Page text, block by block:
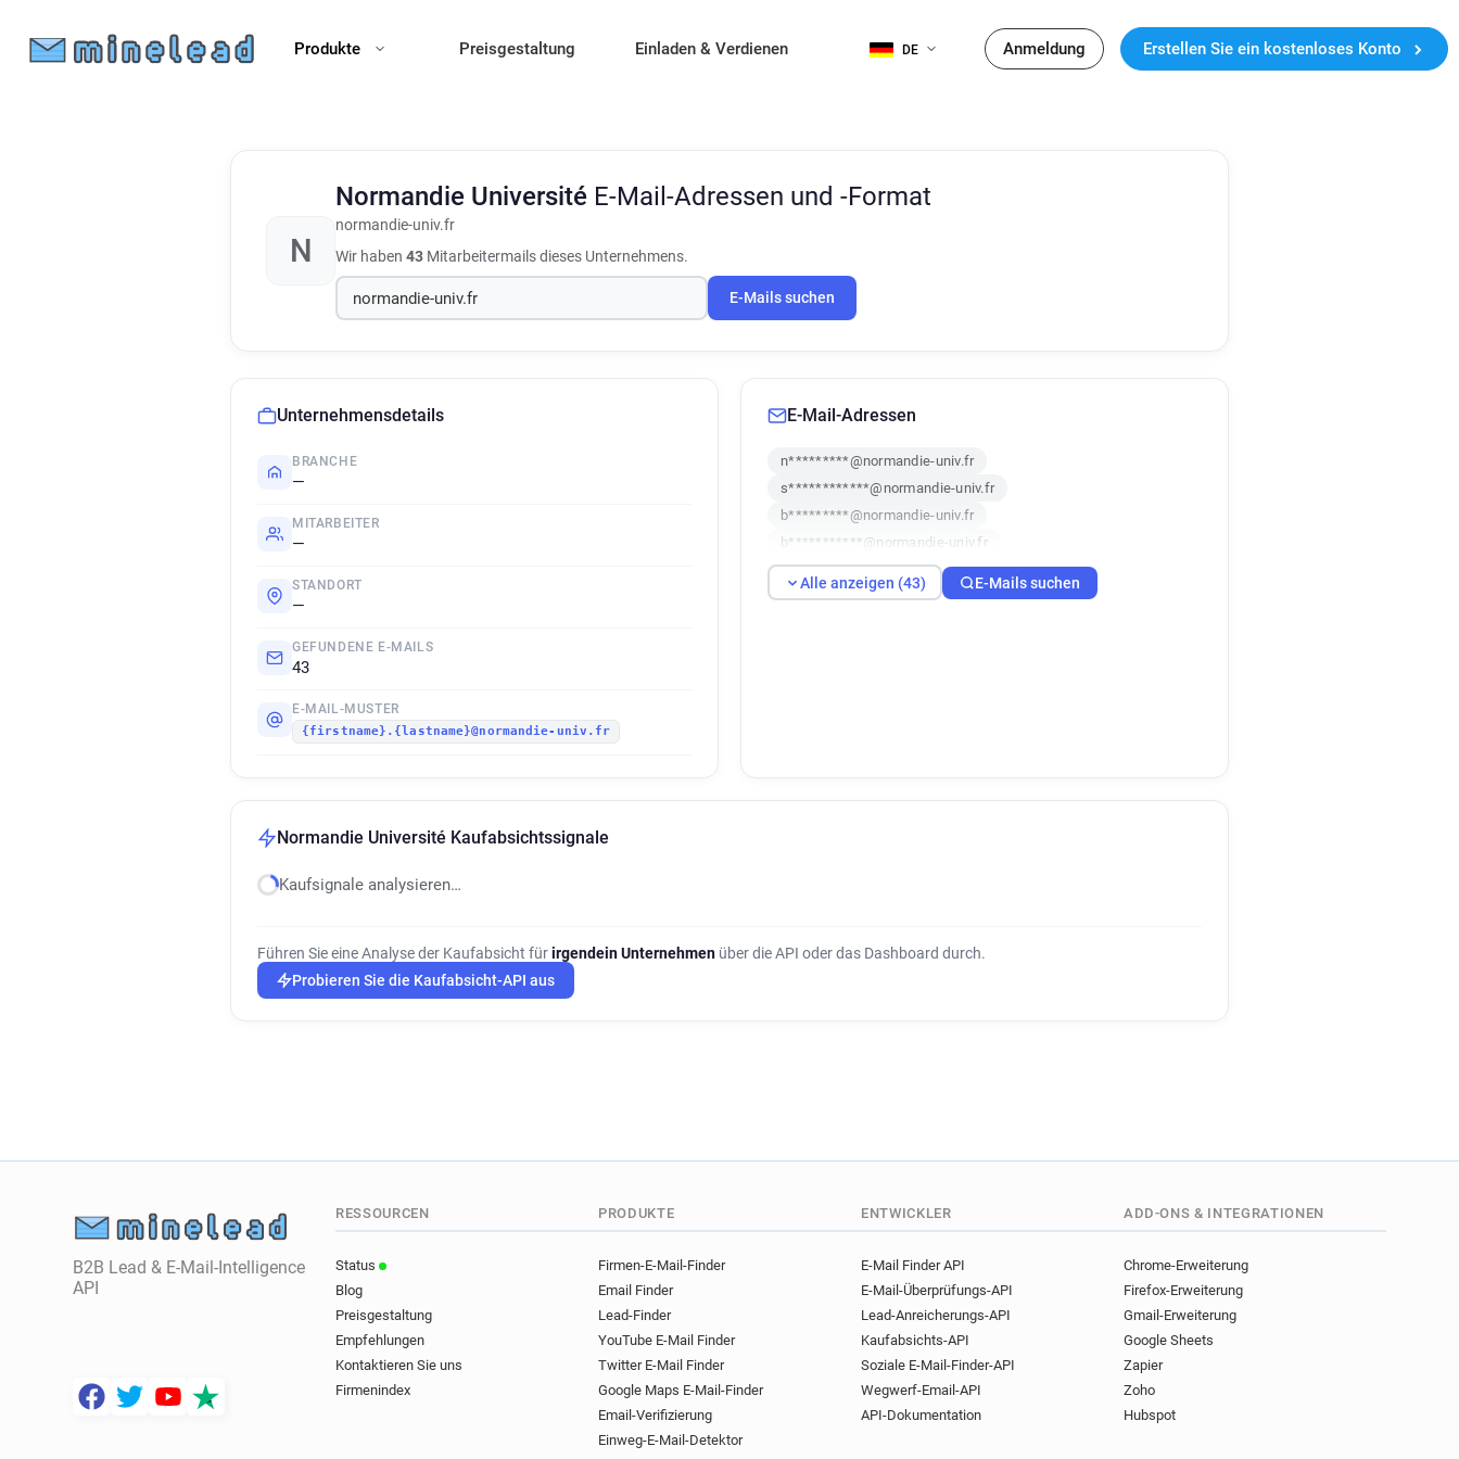
Produkte Preisgestaltung Einladen & Verdienen DE Anmeldung Erstellen Sie ein kostenloses Konto
N
Normandie Université E-Mail-Adressen und -Format
normandie-univ.fr
Wir haben 43 Mitarbeitermails dieses Unternehmens.
E-Mails suchen
Unternehmensdetails
BRANCHE
—
MITARBEITER
—
STANDORT
—
GEFUNDENE E-MAILS
43
E-MAIL-MUSTER
{firstname}.{lastname}@normandie-univ.fr
E-Mail-Adressen
n*********@normandie-univ.fr
s************@normandie-univ.fr
b*********@normandie-univ.fr
b***********@normandie-univ.fr
r*******@normandie-univ.fr
t*********@normandie-univ.fr
b********@normandie-univ.fr
m*****@normandie-univ.fr
m*****@normandie-univ.fr
z***********@normandie-univ.fr
p*********@normandie-univ.fr
o*****@normandie-univ.fr
o************@normandie-univ.fr
a*********@normandie-univ.fr
j**********@normandie-univ.fr
Alle anzeigen (43) E-Mails suchen
Normandie Université Kaufabsichtssignale
Kaufsignale analysieren…
Führen Sie eine Analyse der Kaufabsicht fürirgendein Unternehmen über die API oder das Dashboard durch.
Probieren Sie die Kaufabsicht-API aus
B2B Lead & E-Mail-Intelligence
API
RESSOURCEN
Status
Blog
Preisgestaltung
Empfehlungen
Kontaktieren Sie uns
Firmenindex
PRODUKTE
Firmen-E-Mail-Finder
Email Finder
Lead-Finder
YouTube E-Mail Finder
Twitter E-Mail Finder
Google Maps E-Mail-Finder
Email-Verifizierung
Einweg-E-Mail-Detektor
ENTWICKLER
E-Mail Finder API
E-Mail-Überprüfungs-API
Lead-Anreicherungs-API
Kaufabsichts-API
Soziale E-Mail-Finder-API
Wegwerf-Email-API
API-Dokumentation
ADD-ONS & INTEGRATIONEN
Chrome-Erweiterung
Firefox-Erweiterung
Gmail-Erweiterung
Google Sheets
Zapier
Zoho
Hubspot